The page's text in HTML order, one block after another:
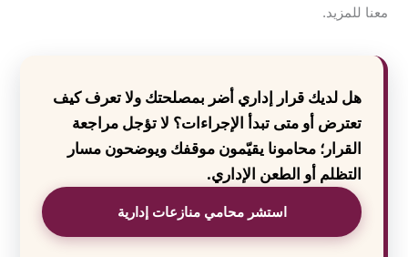
معنا للمزيد.
هل لديك قرار إداري أضر بمصلحتك ولا تعرف كيف
تعترض أو متى تبدأ الإجراءات؟ لا تؤجل مراجعة
القرار؛ محامونا يقيّمون موقفك ويوضحون مسار
التظلم أو الطعن الإداري.
استشر محامي منازعات إدارية